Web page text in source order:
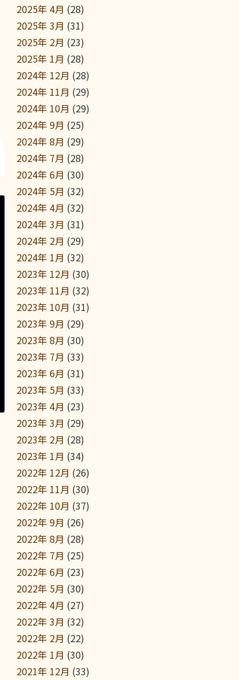
2025年 4月 (28)
2025年 3月 (31)
2025年 2月 (23)
2025年 1月 (28)
2024年 12月 (28)
2024年 11月 (29)
2024年 10月 (29)
2024年 9月 (25)
2024年 8月 (29)
2024年 7月 (28)
2024年 6月 (30)
2024年 5月 (32)
2024年 4月 (32)
2024年 3月 (31)
2024年 2月 (29)
2024年 1月 (32)
2023年 12月 (30)
2023年 11月 (32)
2023年 10月 (31)
2023年 9月 (29)
2023年 8月 (30)
2023年 7月 (33)
2023年 6月 (31)
2023年 5月 (33)
2023年 4月 (23)
2023年 3月 (29)
2023年 2月 (28)
2023年 1月 (34)
2022年 12月 (26)
2022年 11月 (30)
2022年 10月 (37)
2022年 9月 (26)
2022年 8月 (28)
2022年 7月 (25)
2022年 6月 (23)
2022年 5月 (30)
2022年 4月 (27)
2022年 3月 (32)
2022年 2月 (22)
2022年 1月 (30)
2021年 12月 (33)